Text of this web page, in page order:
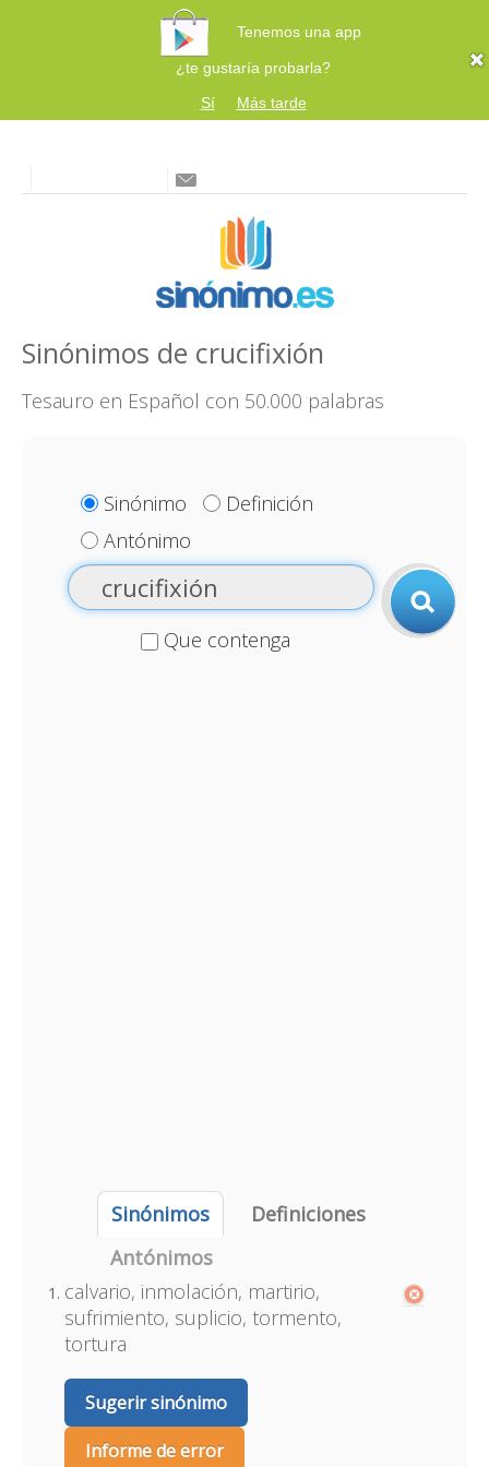
Tenemos una app
¿te gustaría probarla?
Sí
Más tarde
Sinónimos de crucifixión
Tesauro en Español con 50.000 palabras
Sinónimo
Definición
Antónimo
Que contenga
Sinónimos
Definiciones
Antónimos
calvario, inmolación, martirio,
sufrimiento, suplicio, tormento,
tortura
Sugerir sinónimo
Informe de error